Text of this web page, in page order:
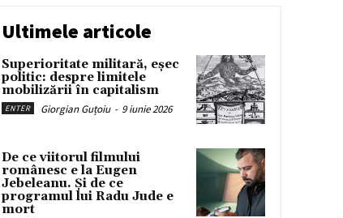
Ultimele articole
Superioritate militară, eșec
politic: despre limitele
mobilizării în capitalism
ENTER Giorgian Guțoiu - 9 iunie 2026
De ce viitorul filmului
românesc e la Eugen
Jebeleanu. Și de ce
programul lui Radu Jude e
mort